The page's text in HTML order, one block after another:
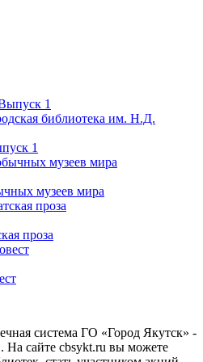
библиотека им. Н.Д.
1
музеев мира
проза
система ГО «Город Якутск» -
На сайте cbsykt.ru вы можете